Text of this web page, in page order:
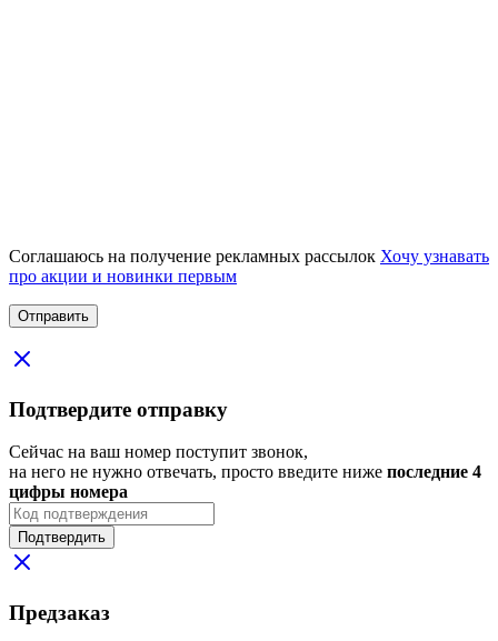
Соглашаюсь на получение рекламных рассылок Хочу узнавать
про акции и новинки первым
Подтвердите отправку
Сейчас на ваш номер поступит звонок,
на него не нужно отвечать, просто введите ниже последние 4
цифры номера
Подтвердить
Предзаказ